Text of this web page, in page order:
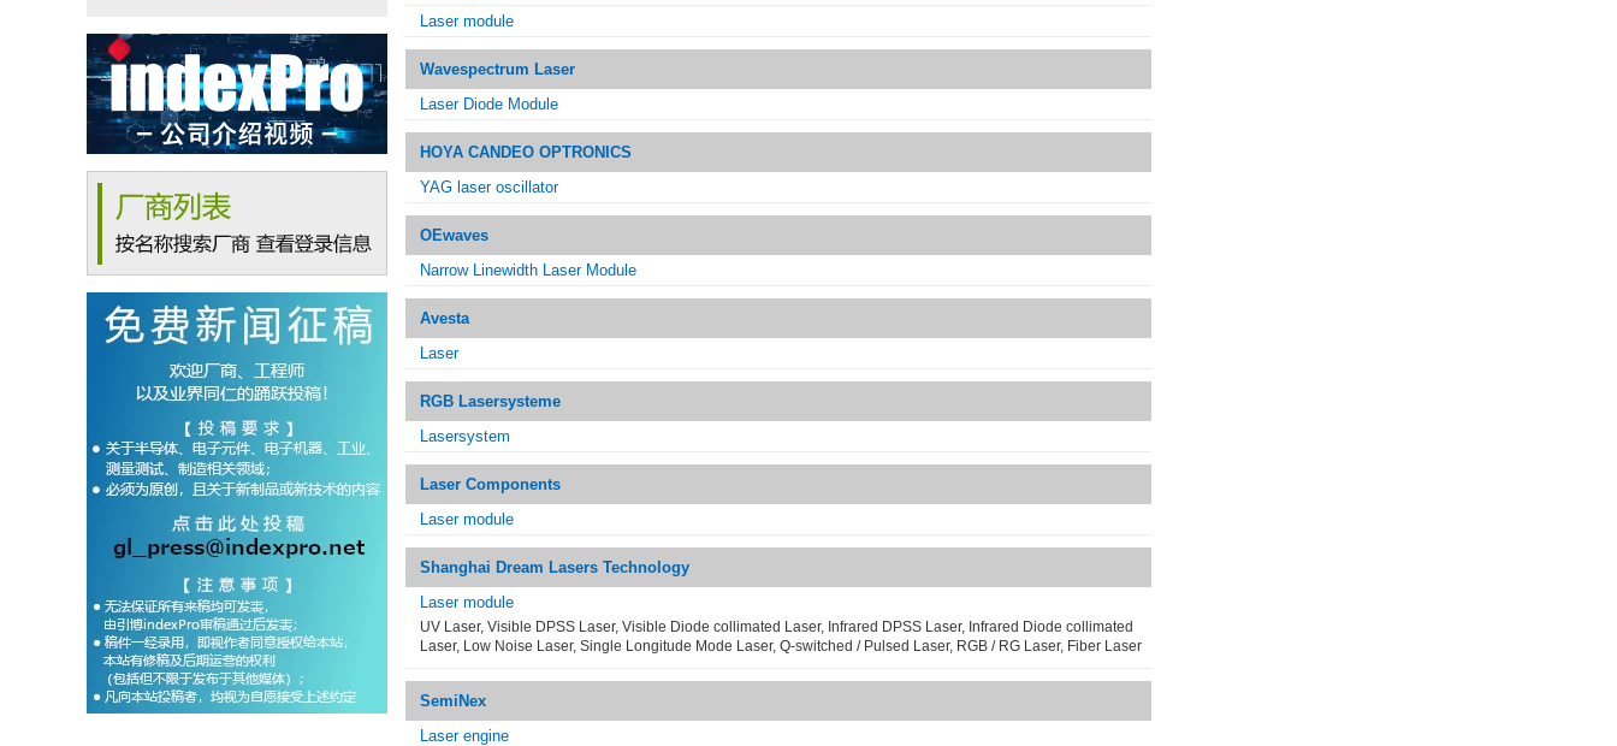
Laser module
Wavespectrum Laser
Laser Diode Module
HOYA CANDEO OPTRONICS
YAG laser oscillator
OEwaves
Narrow Linewidth Laser Module
Avesta
Laser
RGB Lasersysteme
Lasersystem
Laser Components
Laser module
Shanghai Dream Lasers Technology
Laser module
UV Laser, Visible DPSS Laser, Visible Diode collimated Laser, Infrared DPSS Laser, Infrared Diode collimated
Laser, Low Noise Laser, Single Longitude Mode Laser, Q-switched / Pulsed Laser, RGB / RG Laser, Fiber Laser
SemiNex
Laser engine